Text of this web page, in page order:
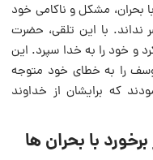
بحران، مشکل و ناکامى خود
نداند. با این تلقى، حضرت
و خود را به خدا سپرد. این
یوسف را به خطاى خود متوجه
که برایشان از خداوند
با بحران ها